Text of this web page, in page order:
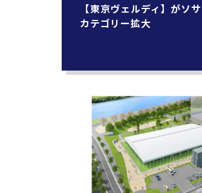
【東京ヴェルディ】がソ
カテゴリー拡大